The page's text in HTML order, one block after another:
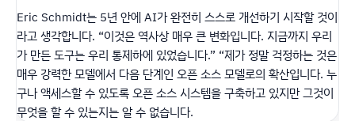
Eric Schmidt는 5년 안에 AI가 완전히 스스로 개선하기 시작할것이
라고 생각합니다. “이것은 역사상 매우 큰 변화입니다. 지금까지 우리
가 만든 도구는 우리 통제하에 있었습니다.” “제가 정말 걱정하는 것은
매우 강력한 모델에서 다음 단계인 오픈 소스 모델로의 확산입니다. 누
구나 액세스할 수 있도록 오픈 소스 시스템을 구축하고 있지만 그것이
무엇을 할 수 있는지는 알 수 없습니다.